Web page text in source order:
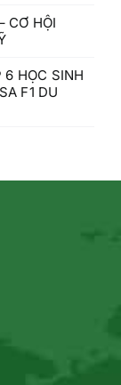
CƠ HỘI
6 HỌC SINH
F1 DU